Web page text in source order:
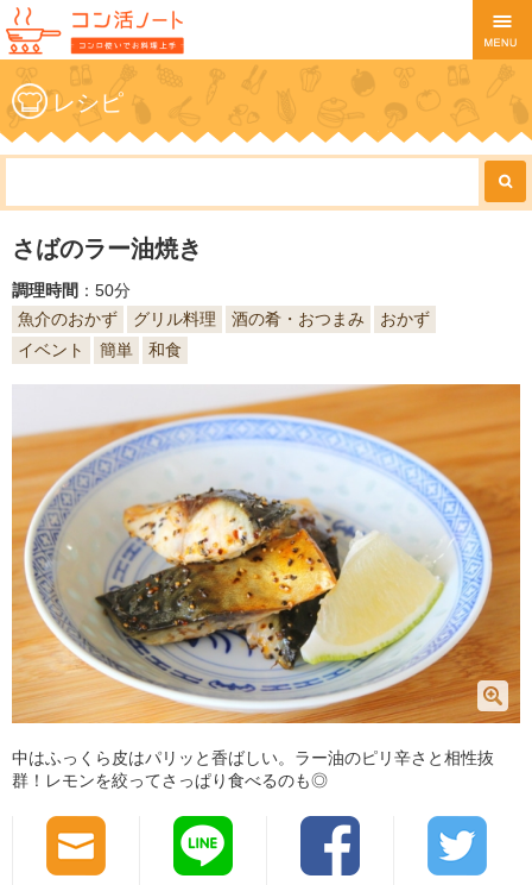
レシピ
さばのラー油焼き
調理時間 ：50分
魚介のおかず
グリル料理 酒の肴・おつまみ
おかず
イベント
簡単 和食
中はふっくら皮はパリッと香ばしい。ラー油のピリ辛さと相性抜
群！​​​​​レモンを絞ってさっぱり食べるのも◎